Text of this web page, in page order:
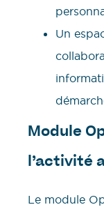
Un
Module
l’activité
Le module